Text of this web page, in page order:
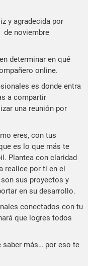
y agradecida por
de noviembre
determinar en qué
online.
es donde entra
a compartir
una reunión por
eres, con tus
es lo que más te
Plantea con claridad
realice por ti en el
sus proyectos y
en su desarrollo.
conectados con tu
que logres todos
saber más… por eso te